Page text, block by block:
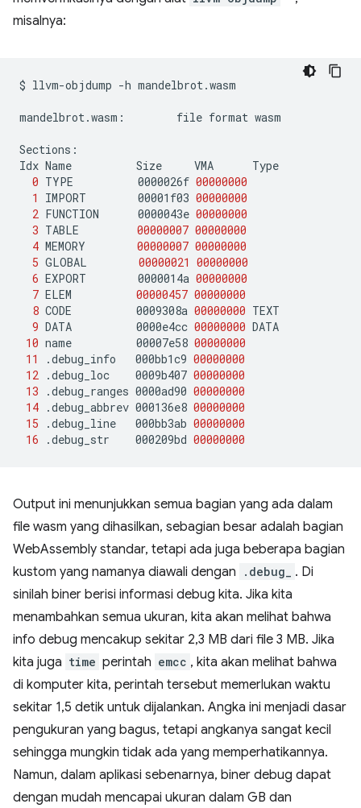
misalnya:
$ llvm-objdump -h mandelbrot.wasm
mandelbrot.wasm: file format wasm
Sections:
Idx Name Size VMA
0 TYPE 0000026f 00000000
1
IMPORT 00001f03 00000000
2 FUNCTION 0000043e 00000000
3 TABLE 00000007 00000000
4 MEMORY 00000007 00000000
5 GLOBAL 00000021 00000000
6 EXPORT 0000014a 00000000
7 ELEM 00000457 00000000
8 CODE 0009308a 00000000
9 DATA 0000e4cc 00000000
10 name 00007e58 00000000
11
.debug_info 000bb1c9 00000000
12 .debug_loc 0009b407 00000000
13
.debug_ranges 0000ad90 00000000
14 .debug_abbrev 000136e8 00000000
15
.debug_line 000bb3ab 00000000
16
.debug_str 000209bd 00000000
Output ini menunjukkan semua bagian yang ada dalam
file wasm yang dihasilkan, sebagian besar adalah bagian
WebAssembly standar, tetapi ada juga beberapa bagian
kustom yang namanya diawali dengan
.debug_
. Di
sinilah biner berisi informasi debug kita. Jika kita
menambahkan semua ukuran, kita akan melihat bahwa
info debug mencakup sekitar 2,3 MB dari file 3 MB. Jika
kita juga time perintah emcc , kita akan melihat bahwa
di komputer kita, perintah tersebut memerlukan waktu
sekitar 1,5 detik untuk dijalankan. Angka ini menjadi dasar
pengukuran yang bagus, tetapi angkanya sangat kecil
sehingga mungkin tidak ada yang memperhatikannya.
Namun, dalam aplikasi sebenarnya, biner debug dapat
dengan mudah mencapai ukuran dalam GB dan